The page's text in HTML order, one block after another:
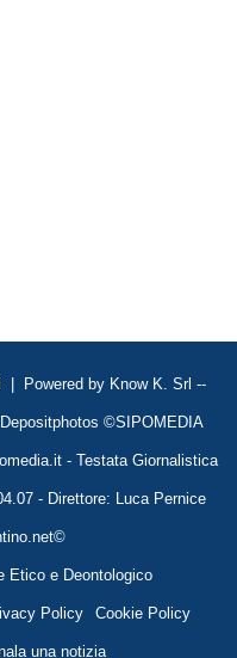
| Powered by Know K. Srl --
Depositphotos ©SIPOMEDIA
- Testata Giornalistica
- Direttore: Luca Pernice
Etico e Deontologico
Policy Cookie Policy
una notizia